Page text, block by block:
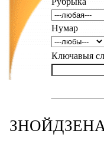
Нумар
Ключавыя